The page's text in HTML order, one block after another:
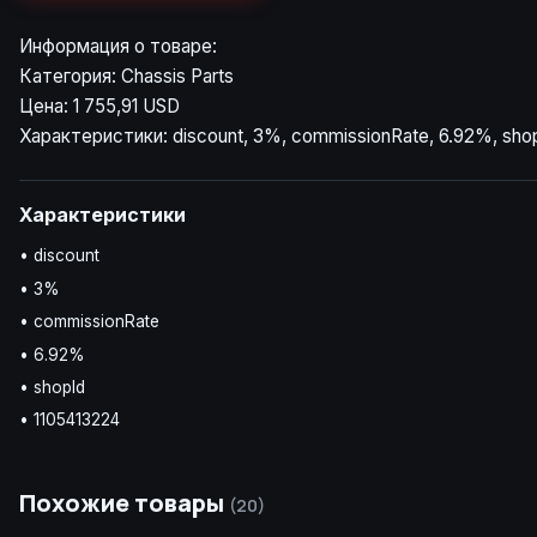
Информация о товаре:
Категория: Chassis Parts
Цена: 1 755,91 USD
Характеристики: discount, 3%, commissionRate, 6.92%,
Характеристики
• discount
• 3%
• commissionRate
• 6.92%
• shopId
• 1105413224
Похожие товары (20)